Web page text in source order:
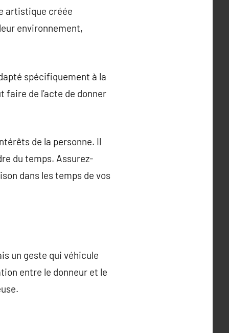
artistique créée
environnement,
spécifiquement à la
faire de l’acte de donner
de la personne. Il
du temps. Assurez-
dans les temps de vos
un geste qui véhicule
entre le donneur et le